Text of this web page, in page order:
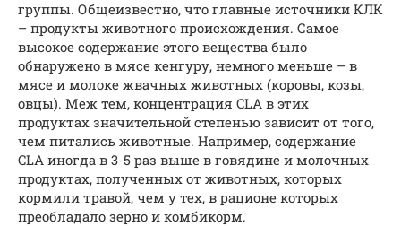
группы. Общеизвестно, что главные источники КЛК
– продукты животного происхождения. Самое
высокое содержание этого вещества было
обнаружено в мясе кенгуру, немного меньше – в
мясе и молоке жвачных животных (коровы, козы,
овцы). Меж тем, концентрация CLA в этих
продуктах значительной степенью зависит от того,
чем питались животные. Например, содержание
CLA иногда в 3-5 раз выше в говядине и молочных
продуктах, полученных от животных, которых
кормили травой, чем у тех, в рационе которых
преобладало зерно и комбикорм.